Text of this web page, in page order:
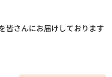
皆さんにお届けしております